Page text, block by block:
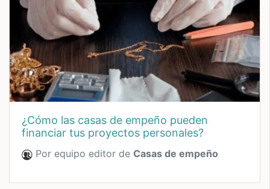
¿cómo las casas de empeño pueden
financiar tus proyectos personales?
Por equipo editor de Casas de empeño